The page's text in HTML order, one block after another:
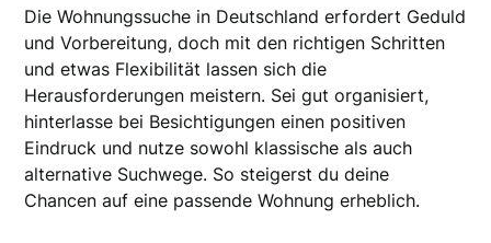
Die Wohnungssuche in Deutschland erfordert Geduld
und Vorbereitung, doch mit den richtigen Schritten
und etwas Flexibilität lassen sich die
Herausforderungen meistern. Sei gut organisiert,
hinterlasse bei Besichtigungen einen positiven
Eindruck und nutze sowohl klassische als auch
alternative Suchwege. So steigerst du deine
Chancen auf eine passende Wohnung erheblich.